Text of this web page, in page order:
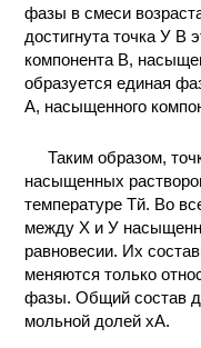
фазы в смеси
достигнута точка У В
компонента В,
образуется единая
А, насыщенного
Таким образом,
насыщенных
температуре Тй. Во
между X и У
равновесии. Их
меняются только
фазы. Общий состав
мольной долей хА.